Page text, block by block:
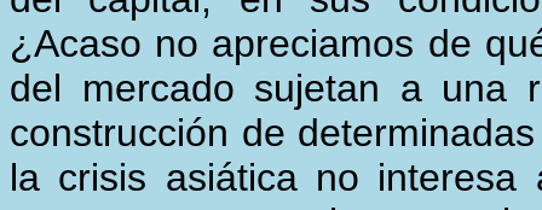
¿Acaso no apreciamos de
del mercado sujetan a una
construcción de
la crisis asiática no